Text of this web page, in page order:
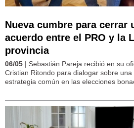
Nueva cumbre para cerrar
acuerdo entre el PRO y la
provincia
06/05 | Sebastián Pareja recibió en su
Cristian Ritondo para dialogar sobre una
estrategia común en las elecciones